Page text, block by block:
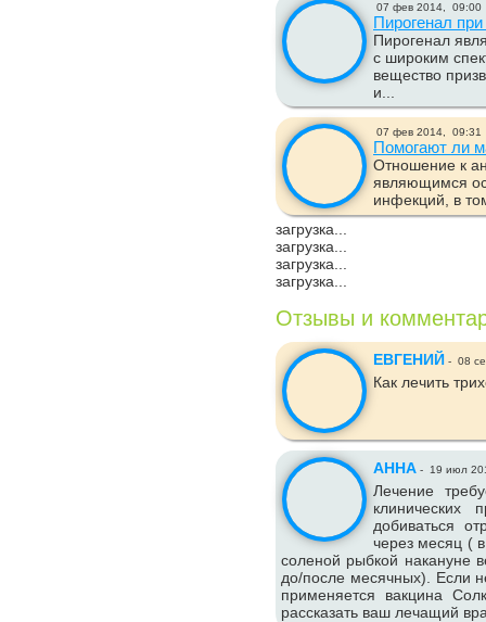
07 фев 2014, 09:00
Пирогенал
Пирогенал
с широким
вещество
и...
07 фев 2014, 09:31
Помогают ли
Отношение к
являющимся
инфекций, в
загрузка...
загрузка...
загрузка...
загрузка...
Отзывы и
ЕВГЕНИЙ - 08
Как лечить
АННА - 19 июл
Лечение
клинических
добиваться
через месяц (
соленой рыбкой накануне
до/после месячных). Если
применяется вакцина
рассказать ваш лечащий